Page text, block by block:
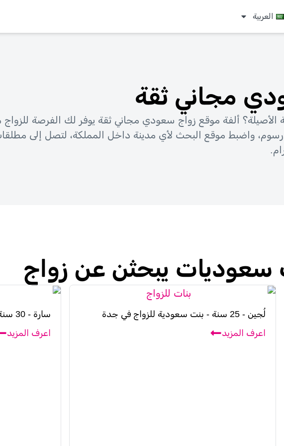
العربية
مجاني ثقة
ألفة موقع زواج سعودي مجاني ثقة يوفر لك الفرصة
رسوم، واضبط موقع البحث لأي مدينة داخل المملكة، لتصل إلى
سعوديات يبحثن عن زواج
لُجين - 25 سنة - بنت سعودية للزواج في جدة
اعرف المزيد
سارة - 30 سنة - مطلقة سعودية للزواج في الدمام
اعرف المزيد